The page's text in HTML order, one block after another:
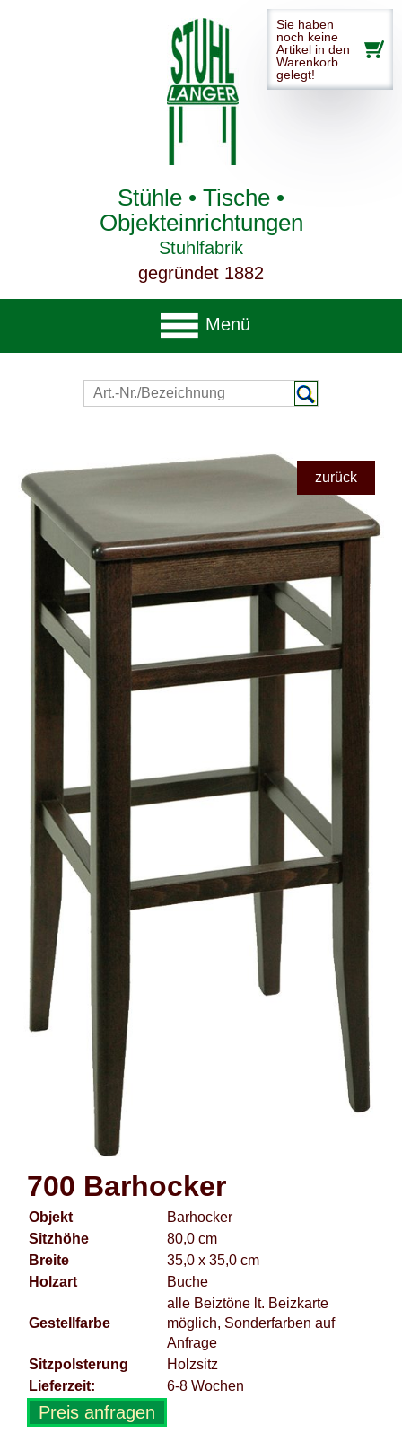
Sie haben
noch keine
Artikel in den
Warenkorb
gelegt!
Stühle • Tische •
Objekteinrichtungen
Stuhlfabrik
gegründet 1882
Menü
zurück
700 Barhocker
Objekt
Barhocker
Sitzhöhe
80,0 cm
Breite
35,0 x 35,0 cm
Holzart
Buche
Gestellfarbe
alle Beiztöne lt. Beizkarte
möglich, Sonderfarben auf
Anfrage
Sitzpolsterung
Holzsitz
Lieferzeit:
6-8 Wochen
Preis anfragen